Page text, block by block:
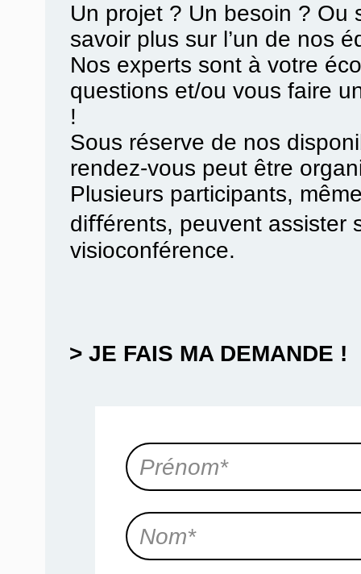
Un projet ? Un besoin ? Ou
savoir plus sur l’un de nos
Nos experts sont à votre
questions et/ou vous faire
!
Sous réserve de nos
rendez-vous peut être
Plusieurs participants,
diﬀérents, peuvent assister
visioconférence.
> JE FAIS MA DEMANDE !